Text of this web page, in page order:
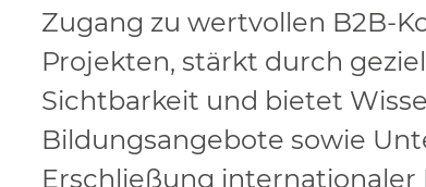
Zugang zu wertvollen B2B-
Projekten, stärkt durch
Sichtbarkeit und bietet
Bildungsangebote sowie
Erschließung internationaler